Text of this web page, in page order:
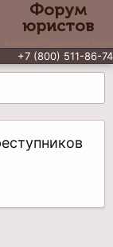
Форум
юристов
+7 (800) 511-86-74